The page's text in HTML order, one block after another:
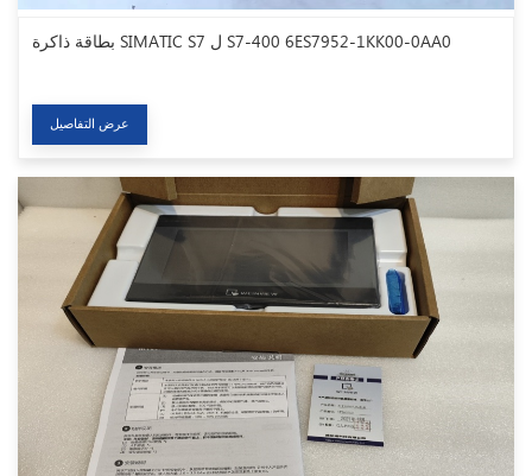
بطاقة ذاكرة SIMATIC S7 ل S7-400 6ES7952-1KK00-0AA0
عرض التفاصيل